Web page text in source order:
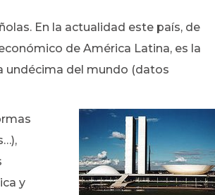
En la actualidad este país, de
de América Latina, es la
undécima del mundo (datos
y